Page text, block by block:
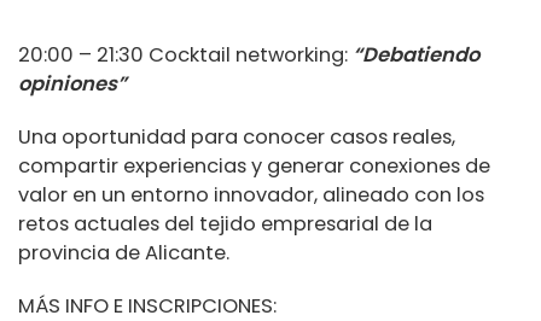
20:00 – 21:30 Cocktail networking: “Debatiendo
opiniones”
Una oportunidad para conocer casos reales,
compartir experiencias y generar conexiones de
valor en un entorno innovador, alineado con los
retos actuales del tejido empresarial de la
provincia de Alicante.
MÁS INFO E INSCRIPCIONES: